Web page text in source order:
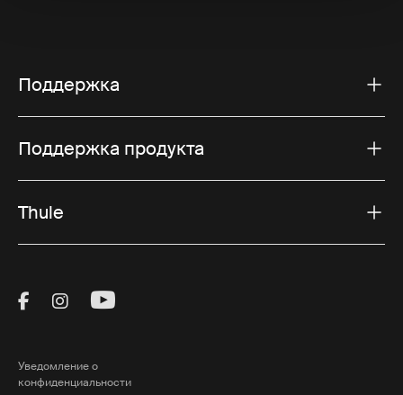
Поддержка
Поддержка продукта
Thule
Visit Thule on Facebook (external link)
Visit Thule on Instagram (external link)
Visit Thule on Youtube (external
Уведомление о
конфиденциальности